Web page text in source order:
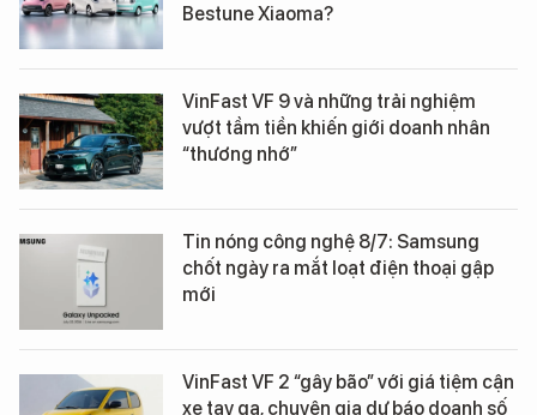
Bestune Xiaoma?
VinFast VF 9 và những trải nghiệm
vượt tầm tiền khiến giới doanh nhân
“thương nhớ”
Tin nóng công nghệ 8/7: Samsung
chốt ngày ra mắt loạt điện thoại gập
mới
VinFast VF 2 “gây bão” với giá tiệm cận
xe tay ga, chuyên gia dự báo doanh số